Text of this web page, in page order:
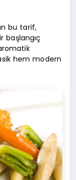
bu tarif,
başlangıç
hem modern